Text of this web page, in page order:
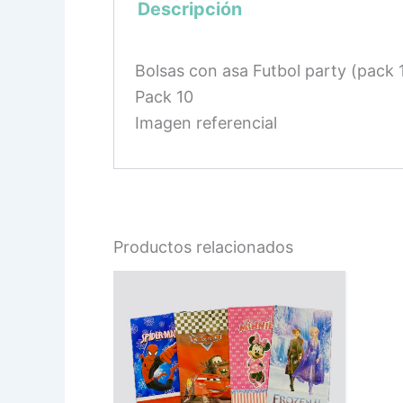
Descripción
Bolsas con asa Futbol party (pack
Pack 10
Imagen referencial
Productos relacionados